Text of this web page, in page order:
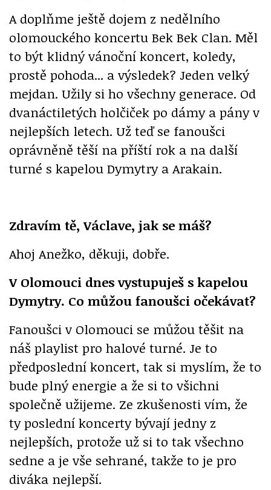
A doplňme ještě dojem z nedělního
olomouckého koncertu Bek Bek Clan. Měl
to být klidný vánoční koncert, koledy,
prostě pohoda... a výsledek? Jeden velký
mejdan. Užily si ho všechny generace. Od
dvanáctiletých holčiček po dámy a pány v
nejlepších letech. Už teď se fanoušci
oprávněně těší na příští rok a na další
turné s kapelou Dymytry a Arakain.
Zdravím tě, Václave, jak se máš?
Ahoj Anežko, děkuji, dobře.
V Olomouci dnes vystupuješ s kapelou
Dymytry. Co můžou fanoušci očekávat?
Fanoušci v Olomouci se můžou těšit na
náš playlist pro halové turné. Je to
předposlední koncert, tak si myslím, že to
bude plný energie a že si to všichni
společně užijeme. Ze zkušenosti vím, že
ty poslední koncerty bývají jedny z
nejlepších, protože už si to tak všechno
sedne a je vše sehrané, takže to je pro
diváka nejlepší.